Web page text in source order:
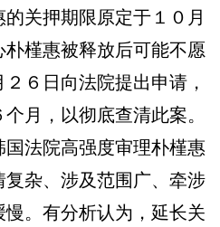
关押期限原定于１０月
槿惠被释放后可能不愿
６日向法院提出申请，
月，以彻底查清此案。
法院高强度审理朴槿惠
杂、涉及范围广、牵涉
。有分析认为，延长关